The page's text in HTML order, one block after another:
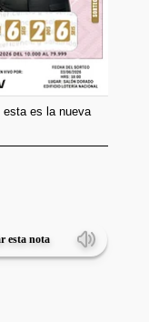
esta es la nueva
esta nota